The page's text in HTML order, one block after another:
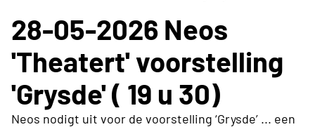
28-05-2026 Neos
'Theatert' voorstelling
'Grysde' ( 19 u 30)
Neos nodigt uit voor de voorstelling ‘Grysde’ ... een